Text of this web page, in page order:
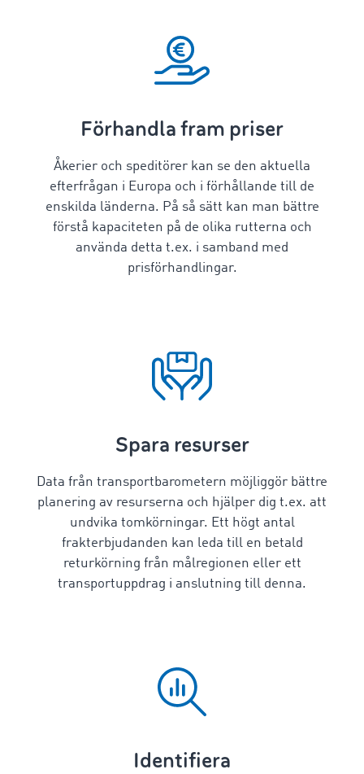
Förhandla fram priser
Åkerier och speditörer kan se den aktuella
efterfrågan i Europa och i förhållande till de
enskilda länderna. På så sätt kan man bättre
förstå kapaciteten på de olika rutterna och
använda detta t.ex. i samband med
prisförhandlingar.
Spara resurser
Data från transportbarometern möjliggör bättre
planering av resurserna och hjälper dig t.ex. att
undvika tomkörningar. Ett högt antal
frakterbjudanden kan leda till en betald
returkörning från målregionen eller ett
transportuppdrag i anslutning till denna.
Identifiera